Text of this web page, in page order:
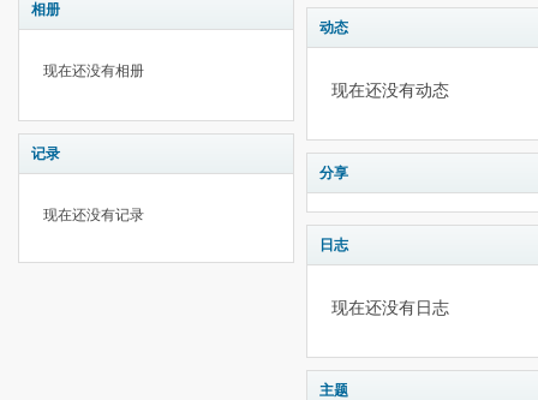
相册
现在还没有相册
记录
现在还没有记录
动态
现在还没有动态
分享
日志
现在还没有日志
主题